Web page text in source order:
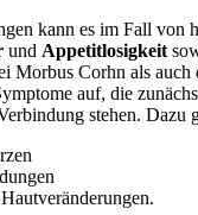
kann es im Fall von
und Appetitlosigkeit
Morbus Corhn als auch
auf, die
stehen. Dazu